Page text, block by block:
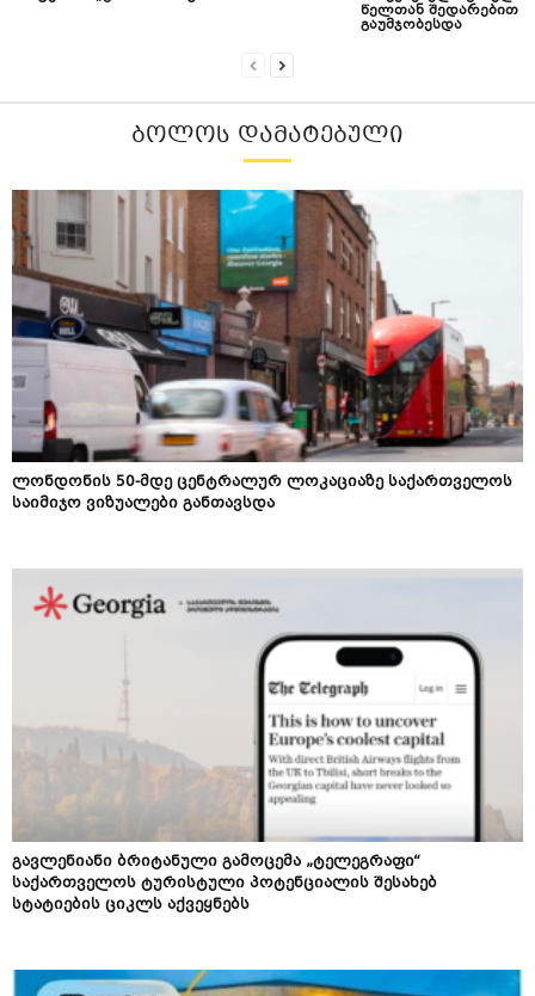
წელთან შედარებით
გაუმჯობესდა
ᲑᲝᲚᲝᲡ ᲓᲐᲛᲐᲢᲔᲑᲣᲚᲘ
ლონდონის 50-მდე ცენტრალურ ლოკაციაზე საქართველოს
საიმიჯო ვიზუალები განთავსდა
გავლენიანი ბრიტანული გამოცემა „ტელეგრაფი“
საქართველოს ტურისტული პოტენციალის შესახებ
სტატიების ციკლს აქვეყნებს